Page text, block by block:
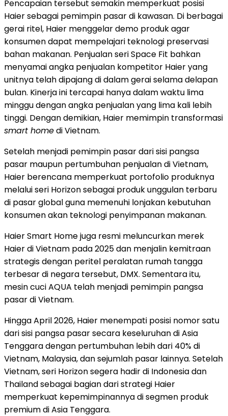
Pencapaian tersebut semakin memperkuat posisi
Haier sebagai pemimpin pasar di kawasan. Di berbagai
gerai ritel, Haier menggelar demo produk agar
konsumen dapat mempelajari teknologi preservasi
bahan makanan. Penjualan seri Space Fit bahkan
menyamai angka penjualan kompetitor Haier yang
unitnya telah dipajang di dalam gerai selama delapan
bulan. Kinerja ini tercapai hanya dalam waktu lima
minggu dengan angka penjualan yang lima kali lebih
tinggi. Dengan demikian, Haier memimpin transformasi
smart homedi Vietnam.
Setelah menjadi pemimpin pasar dari sisi pangsa
pasar maupun pertumbuhan penjualan di Vietnam,
Haier berencana memperkuat portofolio produknya
melalui seri Horizon sebagai produk unggulan terbaru
di pasar global guna memenuhi lonjakan kebutuhan
konsumen akan teknologi penyimpanan makanan.
Haier Smart Home juga resmi meluncurkan merek
Haier di Vietnam pada 2025 dan menjalin kemitraan
strategis dengan peritel peralatan rumah tangga
terbesar di negara tersebut, DMX. Sementara itu,
mesin cuci AQUA telah menjadi pemimpin pangsa
pasar di Vietnam.
Hingga April 2026, Haier menempati posisi nomor satu
dari sisi pangsa pasar secara keseluruhan di Asia
Tenggara dengan pertumbuhan lebih dari 40% di
Vietnam, Malaysia, dan sejumlah pasar lainnya. Setelah
Vietnam, seri Horizon segera hadir di Indonesia dan
Thailand sebagai bagian dari strategi Haier
memperkuat kepemimpinannya di segmen produk
premium di Asia Tenggara.